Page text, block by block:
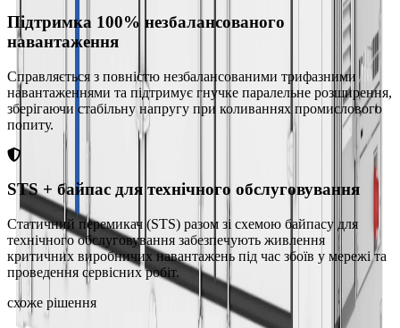
Підтримка 100% незбалансованого
навантаження
Справляється з повністю незбалансованими трифазними
навантаженнями та підтримує гнучке паралельне розширення,
зберігаючи стабільну напругу при коливаннях промислового
попиту.
STS + байпас для технічного обслуговування
Статичний перемикач (STS) разом зі схемою байпасу для
технічного обслуговування забезпечують живлення
критичних виробничих навантажень під час збоїв у мережі та
проведення сервісних робіт.
схоже рішення